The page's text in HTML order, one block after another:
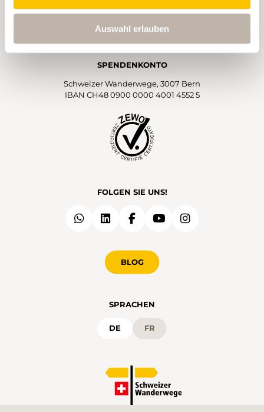
Auswahl erlauben
SPENDENKONTO
Schweizer Wanderwege, 3007 Bern
IBAN CH48 0900 0000 4001 4552 5
FOLGEN SIE UNS!
BLOG
SPRACHEN
DE FR